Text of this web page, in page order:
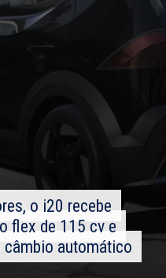
o i20 recebe
flex de 115 cv e
câmbio automático
o i20 recebe
flex de 115 cv e
câmbio automático